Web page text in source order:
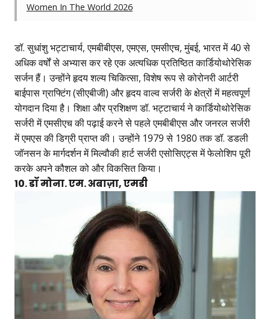
Women In The World 2026
डॉ. सुधांशु भट्टाचार्य, एमबीबीएस, एमएस, एमसीएच, मुंबई, भारत में 40 से
अधिक वर्षों से अभ्यास कर रहे एक अत्यधिक प्रतिष्ठित कार्डियोथोरेसिक
सर्जन हैं। उन्होंने हृदय शल्य चिकित्सा, विशेष रूप से कोरोनरी आर्टरी
बाईपास ग्राफ्टिंग (सीएबीजी) और हृदय वाल्व सर्जरी के क्षेत्रों में महत्वपूर्ण
योगदान दिया है। शिक्षा और प्रशिक्षण डॉ. भट्टाचार्य ने कार्डियोथोरेसिक
सर्जरी में एमसीएच की पढ़ाई करने से पहले एमबीबीएस और जनरल सर्जरी
में एमएस की डिग्री प्राप्त की। उन्होंने 1979 से 1980 तक डॉ. डडली
जॉनसन के मार्गदर्शन में मिल्वौकी हार्ट सर्जरी एसोसिएट्स में फेलोशिप पूरी
करके अपने कौशल को और विकसित किया।
10. डॉ मोना. एम. अबाज़ा, एमडी